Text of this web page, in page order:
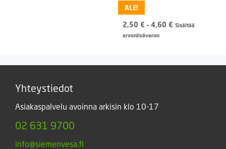
ALE!
2,50 € – 4,60 € Hintaluokka:
Sisältää
arvonlisäveron
Yhteystiedot
Asiakaspalvelu avoinna arkisin klo 10-17
02 631 9700
info@siemenvesa.fi